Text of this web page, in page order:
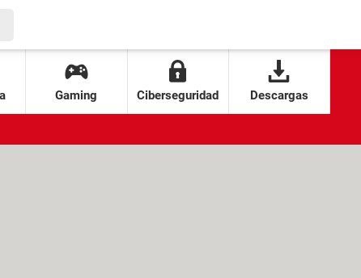
Gaming Ciberseguridad Descargas